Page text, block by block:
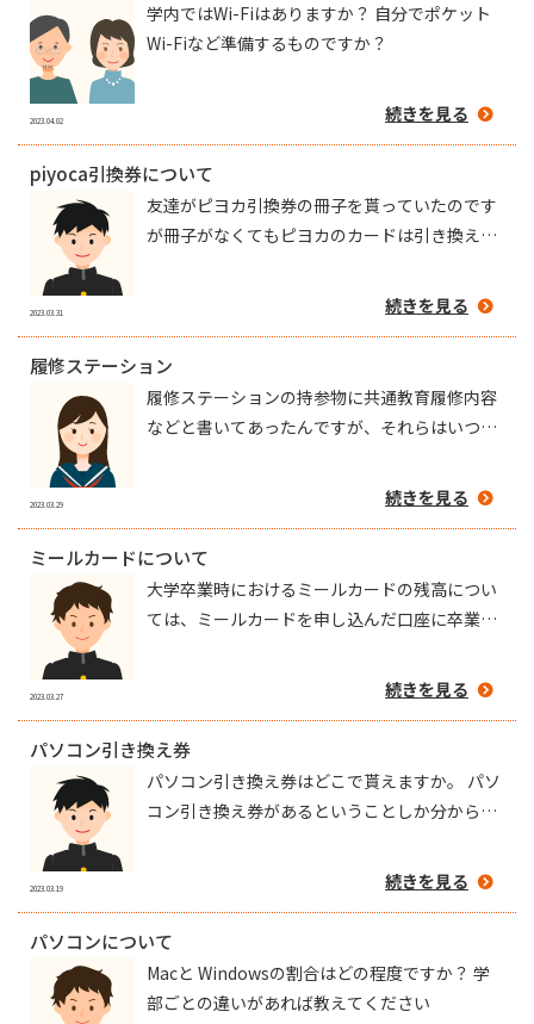
2023.04.02
学内ではWi-Fiはありますか？ 自分でポケット
Wi-Fiなど準備するものですか？
続きを見る
piyoca引換券について
2023.03.31
友達がピヨカ引換券の冊子を貰っていたのです
が冊子がなくてもピヨカのカードは引き換えで
続きを見る
履修ステーション
2023.03.29
履修ステーションの持参物に共通教育履修内容
などと書いてあったんですが、それらはいつい
ンの参加日が学生番号で分かれていると思うん
よろしくお願いします🙇‍♀️
続きを見る
ミールカードについて
2023.03.27
大学卒業時におけるミールカードの残高につい
ては、ミールカードを申し込んだ口座に卒業年
カード申し込みにはペイジーを利用したのです
たいです。
続きを見る
パソコン引き換え券
2023.03.19
パソコン引き換え券はどこで貰えますか。 パソ
コン引き換え券があるということしか分から
続きを見る
パソコンについて
Macと Windowsの割合はどの程度ですか？ 学
部ごとの違いがあれば教えてください